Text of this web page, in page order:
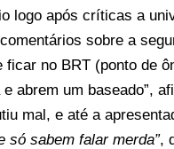
logo após críticas a
sobre a
no BRT (ponto de
abrem um baseado”,
mal, e até a
só sabem falar merda”,